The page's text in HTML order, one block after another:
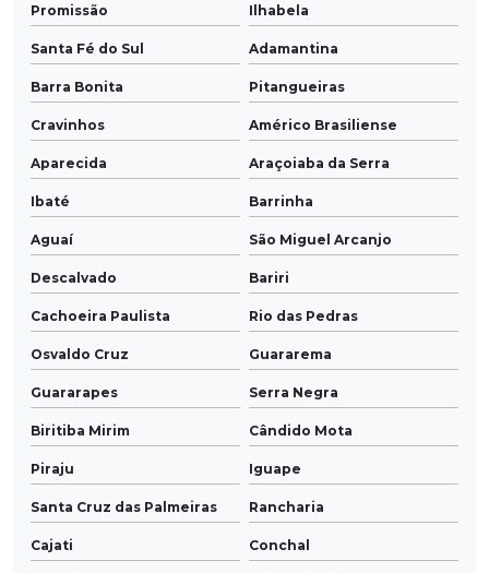
Promissão Ilhabela
Santa Fé do Sul Adamantina
Barra Bonita Pitangueiras
Cravinhos Américo Brasiliense
Aparecida Araçoiaba da Serra
Ibaté Barrinha
Aguaí São Miguel Arcanjo
Descalvado Bariri
Cachoeira Paulista Rio das Pedras
Osvaldo Cruz Guararema
Guararapes Serra Negra
Biritiba Mirim Cândido Mota
Piraju Iguape
Santa Cruz das Palmeiras Rancharia
Cajati Conchal